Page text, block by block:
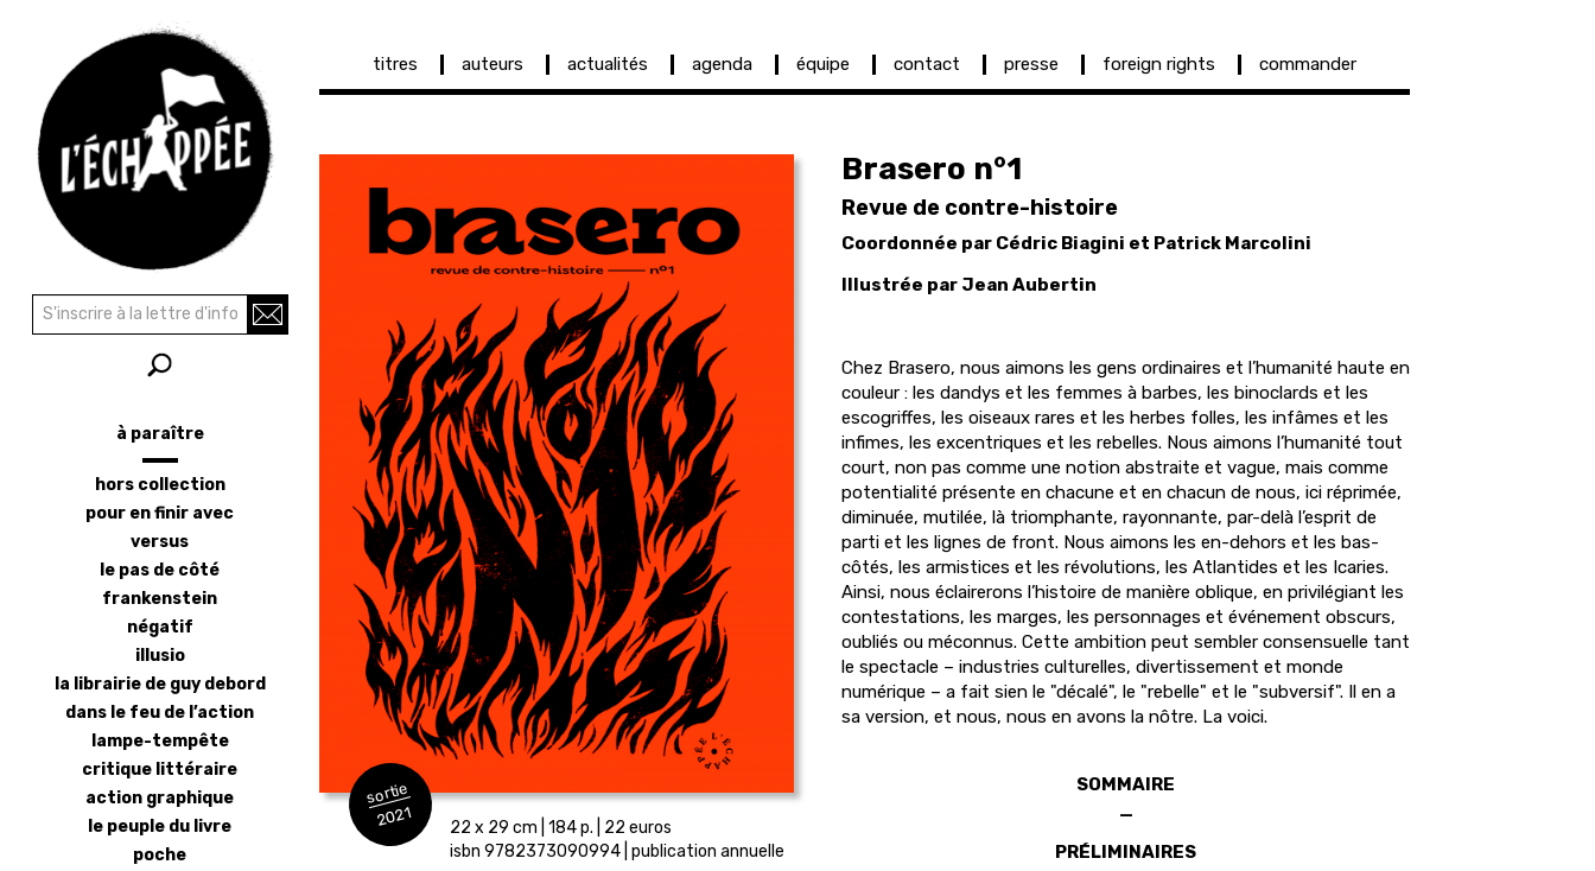
contenu
principal
principale
titres auteurs actualités agenda équipe contact presse foreign rights commander
sortie
2021
22 x 29 cm | 184 p. | 22 euros
isbn 9782373090994 | publication annuelle
Brasero n°1
Revue de contre-histoire
Coordonnée par Cédric Biagini et Patrick Marcolini
Illustrée par Jean Aubertin
Chez Brasero, nous aimons les gens ordinaires et l’humanité haute en
couleur : les dandys et les femmes à barbes, les binoclards et les
escogriffes, les oiseaux rares et les herbes folles, les infâmes et les
infimes, les excentriques et les rebelles. Nous aimons l’humanité tout
court, non pas comme une notion abstraite et vague, mais comme
potentialité présente en chacune et en chacun de nous, ici réprimée,
diminuée, mutilée, là triomphante, rayonnante, par-delà l’esprit de
parti et les lignes de front. Nous aimons les en-dehors et les bas-
côtés, les armistices et les révolutions, les Atlantides et les Icaries.
Ainsi, nous éclairerons l’histoire de manière oblique, en privilégiant les
contestations, les marges, les personnages et événement obscurs,
oubliés ou méconnus. Cette ambition peut sembler consensuelle tant
le spectacle – industries culturelles, divertissement et monde
numérique – a fait sien le "décalé", le "rebelle" et le "subversif". Il en a
sa version, et nous, nous en avons la nôtre. La voici.
SOMMAIRE
_
PRÉLIMINAIRES
Rechercher
latéral
à paraître
hors collection
pour en finir avec
versus
le pas de côté
frankenstein
négatif
illusio
la librairie de guy debord
dans le feu de l’action
lampe-tempête
critique littéraire
action graphique
le peuple du livre
poche